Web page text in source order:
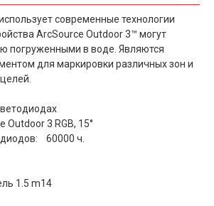
современные технологии
ArcSource Outdoor 3™ могут
погруженными в воде. Являются
для маркировки различных зон и
3 RGB, 15°
60000 ч.
1.5 m14